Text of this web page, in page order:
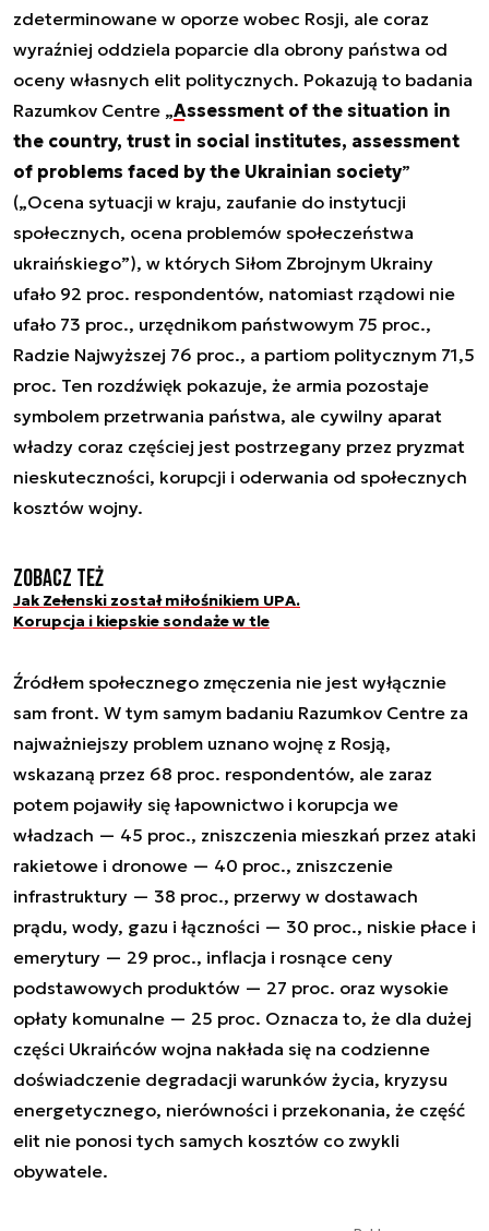
zdeterminowane w oporze wobec Rosji, ale coraz
wyraźniej oddziela poparcie dla obrony państwa od
oceny własnych elit politycznych. Pokazują to badania
Razumkov Centre „Assessment of the situation in
the country, trust in social institutes, assessment
of problems faced by the Ukrainian society”
(„Ocena sytuacji w kraju, zaufanie do instytucji
społecznych, ocena problemów społeczeństwa
ukraińskiego”), w których Siłom Zbrojnym Ukrainy
ufało 92 proc. respondentów, natomiast rządowi nie
ufało 73 proc., urzędnikom państwowym 75 proc.,
Radzie Najwyższej 76 proc., a partiom politycznym 71,5
proc. Ten rozdźwięk pokazuje, że armia pozostaje
symbolem przetrwania państwa, ale cywilny aparat
władzy coraz częściej jest postrzegany przez pryzmat
nieskuteczności, korupcji i oderwania od społecznych
kosztów wojny.
Zobacz też
Jak Zełenski został miłośnikiem UPA.
Korupcja i kiepskie sondaże w tle
Źródłem społecznego zmęczenia nie jest wyłącznie
sam front. W tym samym badaniu Razumkov Centre za
najważniejszy problem uznano wojnę z Rosją,
wskazaną przez 68 proc. respondentów, ale zaraz
potem pojawiły się łapownictwo i korupcja we
władzach — 45 proc., zniszczenia mieszkań przez ataki
rakietowe i dronowe — 40 proc., zniszczenie
infrastruktury — 38 proc., przerwy w dostawach
prądu, wody, gazu i łączności — 30 proc., niskie płace i
emerytury — 29 proc., inflacja i rosnące ceny
podstawowych produktów — 27 proc. oraz wysokie
opłaty komunalne — 25 proc. Oznacza to, że dla dużej
części Ukraińców wojna nakłada się na codzienne
doświadczenie degradacji warunków życia, kryzysu
energetycznego, nierówności i przekonania, że część
elit nie ponosi tych samych kosztów co zwykli
obywatele.